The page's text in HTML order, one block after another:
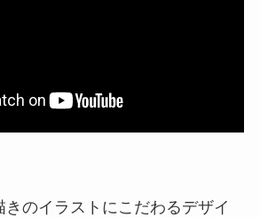
のイラストにこだわるデザイ